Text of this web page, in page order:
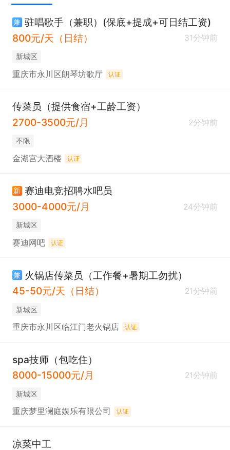
兼 驻唱歌手（兼职）(保底+提成+可日结工资)
800元/天（日结）
31分钟前
新城区
重庆市永川区朗琴坊歌厅 认证
传菜员（提供食宿+工龄工资）
2700-3500元/月
2分钟前
不限
金湖宫大酒楼 认证
新 赛迪电竞招聘水吧员
3000-4000元/月
24分钟前
新城区
赛迪网吧 认证
兼 火锅店传菜员（工作餐+暑期工勿扰）
45-50元/天（日结）
21分钟前
新城区
重庆市永川区临江门老火锅店 认证
spa技师（包吃住）
8000-15000元/月
21分钟前
新城区
重庆梦里澜庭娱乐有限公司 认证
凉菜中工